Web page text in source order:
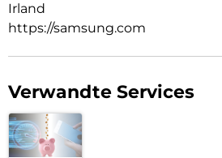
Irland
https://samsung.com
Verwandte Services